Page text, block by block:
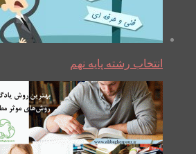
انتخاب رشته پایه نهم